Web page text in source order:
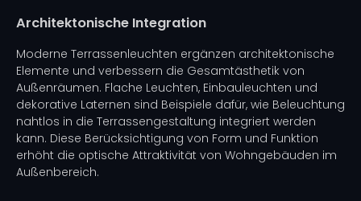
Architektonische Integration
Moderne Terrassenleuchten ergänzen architektonische
Elemente und verbessern die Gesamtästhetik von
Außenräumen. Flache Leuchten, Einbauleuchten und
dekorative Laternen sind Beispiele dafür, wie Beleuchtung
nahtlos in die Terrassengestaltung integriert werden
kann. Diese Berücksichtigung von Form und Funktion
erhöht die optische Attraktivität von Wohngebäuden im
Außenbereich.